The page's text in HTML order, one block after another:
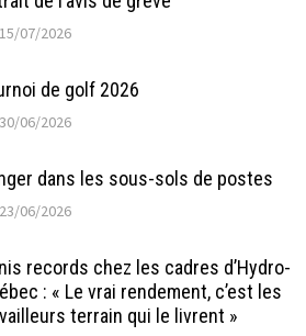
15/07/2026
de golf 2026
30/06/2026
dans les sous-sols de postes
23/06/2026
records chez les cadres d’Hydro-
: « Le vrai rendement, c’est les
terrain qui le livrent »